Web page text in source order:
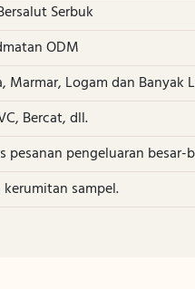
Serbuk
ODM
Marmar, Logam dan Banyak
Bercat, dll.
pengeluaran besar-
sampel.